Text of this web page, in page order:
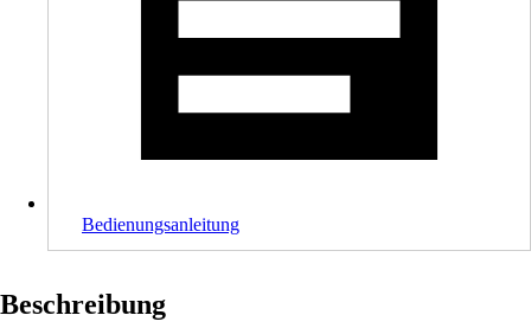
Bedienungsanleitung
Beschreibung